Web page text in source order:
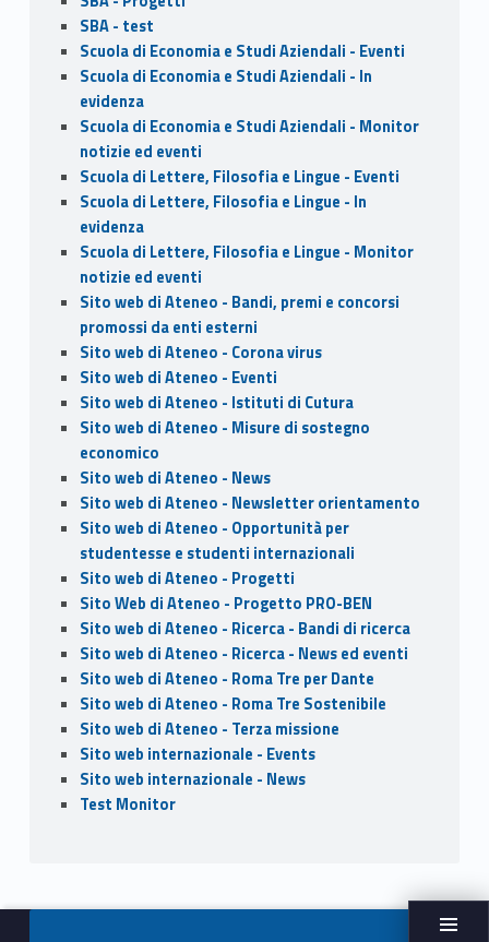
SBA - test
Scuola di Economia e Studi Aziendali - Eventi
Scuola di Economia e Studi Aziendali - In
evidenza
Scuola di Economia e Studi Aziendali - Monitor
notizie ed eventi
Scuola di Lettere, Filosofia e Lingue - Eventi
Scuola di Lettere, Filosofia e Lingue - In
evidenza
Scuola di Lettere, Filosofia e Lingue - Monitor
notizie ed eventi
Sito web di Ateneo - Bandi, premi e concorsi
promossi da enti esterni
Sito web di Ateneo - Corona virus
Sito web di Ateneo - Eventi
Sito web di Ateneo - Istituti di Cutura
Sito web di Ateneo - Misure di sostegno
economico
Sito web di Ateneo - News
Sito web di Ateneo - Newsletter orientamento
Sito web di Ateneo - Opportunità per
studentesse e studenti internazionali
Sito web di Ateneo - Progetti
Sito Web di Ateneo - Progetto PRO-BEN
Sito web di Ateneo - Ricerca - Bandi di ricerca
Sito web di Ateneo - Ricerca - News ed eventi
Sito web di Ateneo - Roma Tre per Dante
Sito web di Ateneo - Roma Tre Sostenibile
Sito web di Ateneo - Terza missione
Sito web internazionale - Events
Sito web internazionale - News
Test Monitor